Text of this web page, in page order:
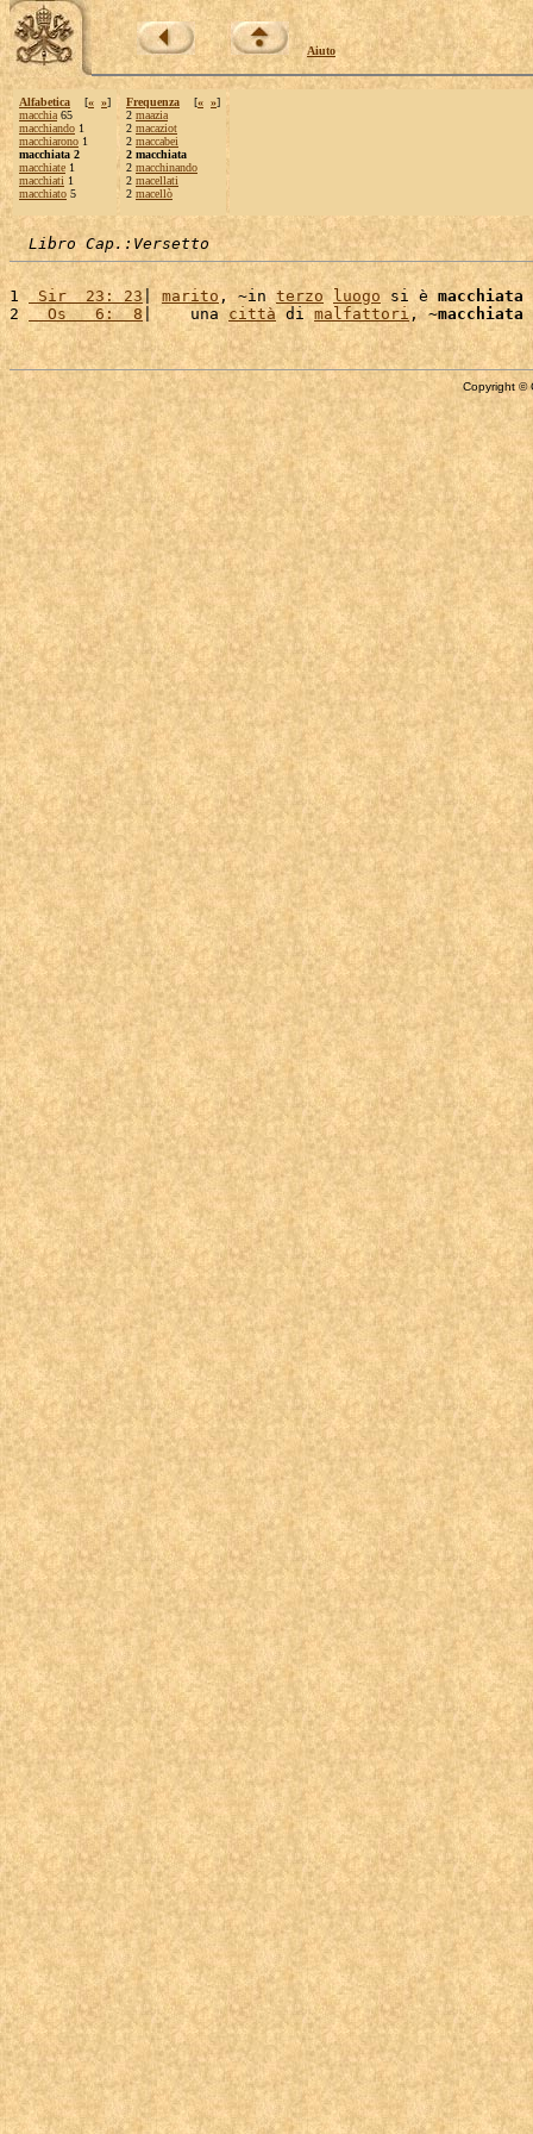
Aiuto
Alfabetica [« »]
macchia 65
macchiando 1
macchiarono 1
macchiata 2
macchiate 1
macchiati 1
macchiato 5
Frequenza [« »]
2 maazia
2 macaziot
2 maccabei
2 macchiata
2 macchinando
2 macellati
2 macellò
Libro Cap.:Versetto
1 Sir  23: 23| marito, ~in terzo luogo si è macchiata
2
  Os   6:  8
|    una città di malfattori, ~macchiata
Copyright ©